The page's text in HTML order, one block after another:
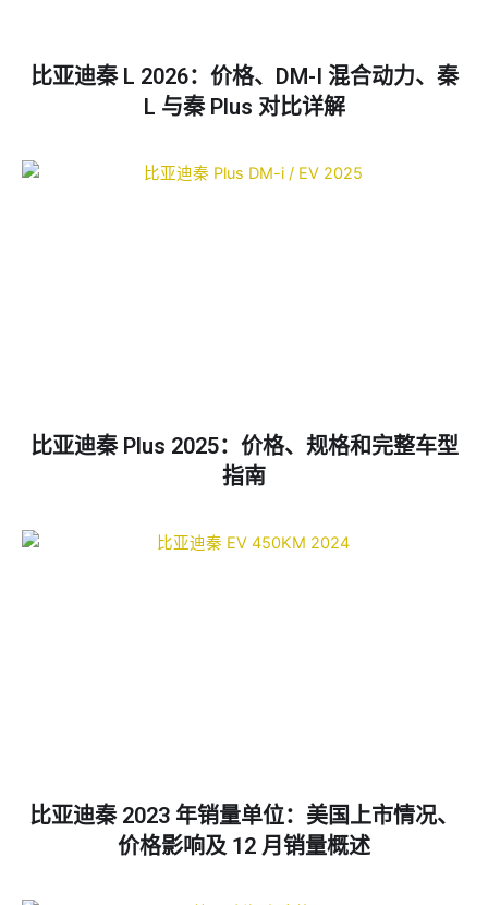
比亚迪秦 L 2026：价格、DM-I 混合动力、秦
L 与秦 Plus 对比详解
比亚迪秦 Plus 2025：价格、规格和完整车型
指南
比亚迪秦 2023 年销量单位：美国上市情况、
价格影响及 12 月销量概述